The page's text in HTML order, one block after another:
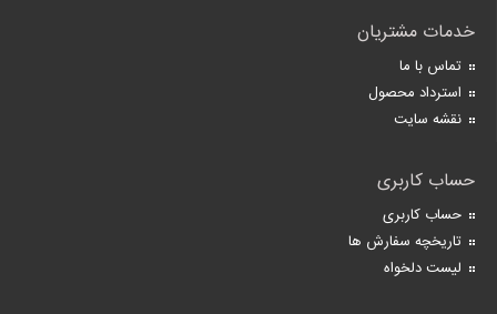
خدمات مشتریان
تماس با ما
استرداد محصول
نقشه سایت
حساب کاربری
حساب کاربری
تاریخچه سفارش ها
لیست دلخواه